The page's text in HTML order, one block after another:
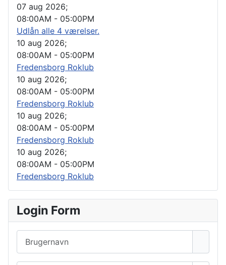
07 aug 2026;
08:00AM - 05:00PM
Udlån alle 4 værelser.
10 aug 2026;
08:00AM - 05:00PM
Fredensborg Roklub
10 aug 2026;
08:00AM - 05:00PM
Fredensborg Roklub
10 aug 2026;
08:00AM - 05:00PM
Fredensborg Roklub
10 aug 2026;
08:00AM - 05:00PM
Fredensborg Roklub
Login Form